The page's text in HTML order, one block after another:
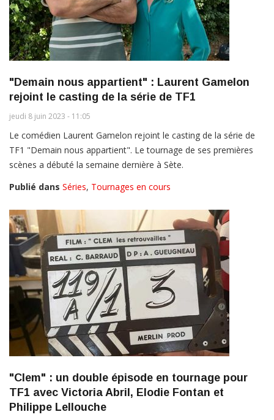
"Demain nous appartient" : Laurent Gamelon
rejoint le casting de la série de TF1
jeudi 8 juin 2023 - 11:05
Le comédien Laurent Gamelon rejoint le casting de la série de
TF1 "Demain nous appartient". Le tournage de ses premières
scènes a débuté la semaine dernière à Sète.
Publié dans Séries, Tournages en cours
"Clem" : un double épisode en tournage pour
TF1 avec Victoria Abril, Elodie Fontan et
Philippe Lellouche